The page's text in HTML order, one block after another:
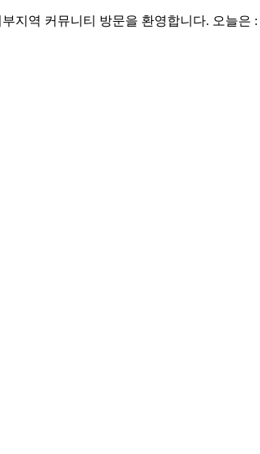
지역 커뮤니티 방문을 환영합니다. 오늘은 :